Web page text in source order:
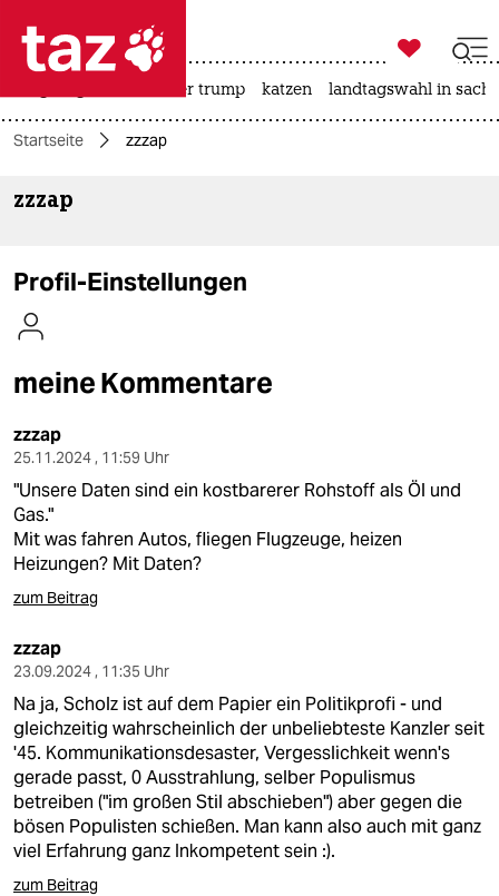

themen
kultur
sport
berlin
nord
wahrheit
verlag
verlag
veranstaltungen
shop
fragen & hilfe
unterstützen

taz zahl ich
usa unter trump katzen landtagswahl in
Startseite zzzap
zzzap
Profil-Einstellungen
meine Kommentare
zzzap
25.11.2024 , 11:59 Uhr
"Unsere Daten sind ein kostbarerer Rohstoff als Öl und
Gas."
Mit was fahren Autos, fliegen Flugzeuge, heizen
Heizungen? Mit Daten?
zum Beitrag
zzzap
23.09.2024 , 11:35 Uhr
Na ja, Scholz ist auf dem Papier ein Politikprofi - und
gleichzeitig wahrscheinlich der unbeliebteste Kanzler seit
'45. Kommunikationsdesaster, Vergesslichkeit wenn's
gerade passt, 0 Ausstrahlung, selber Populismus
betreiben ("im großen Stil abschieben") aber gegen die
bösen Populisten schießen. Man kann also auch mit ganz
viel Erfahrung ganz Inkompetent sein :).
zum Beitrag